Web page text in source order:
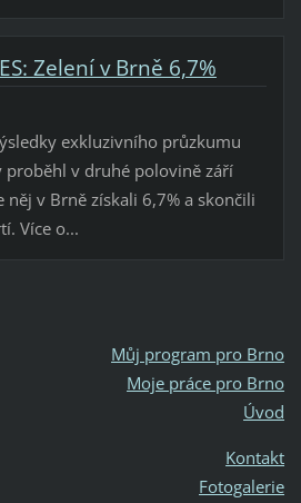
Zelení v Brně 6,7%
exkluzivního průzkumu
proběhl v druhé polovině září
v Brně získali 6,7% a skončili
Více o...
Můj program pro Brno
Moje práce pro Brno
Úvod
Kontakt
Fotogalerie